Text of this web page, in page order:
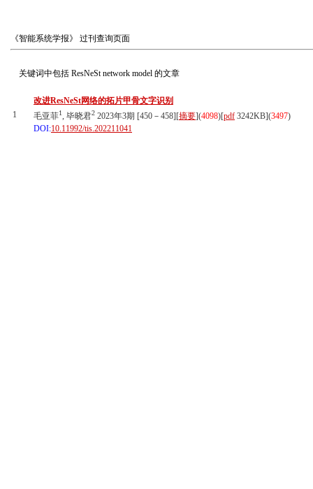
《智能系统学报》 过刊查询页面
关键词中包括 ResNeSt network model 的文章
1
改进ResNeSt网络的拓片甲骨文字识别
毛亚菲1, 毕晓君2 2023年3期 [450－458][摘要](4098)[pdf 3242KB](3497)
DOI:10.11992/tis.202211041